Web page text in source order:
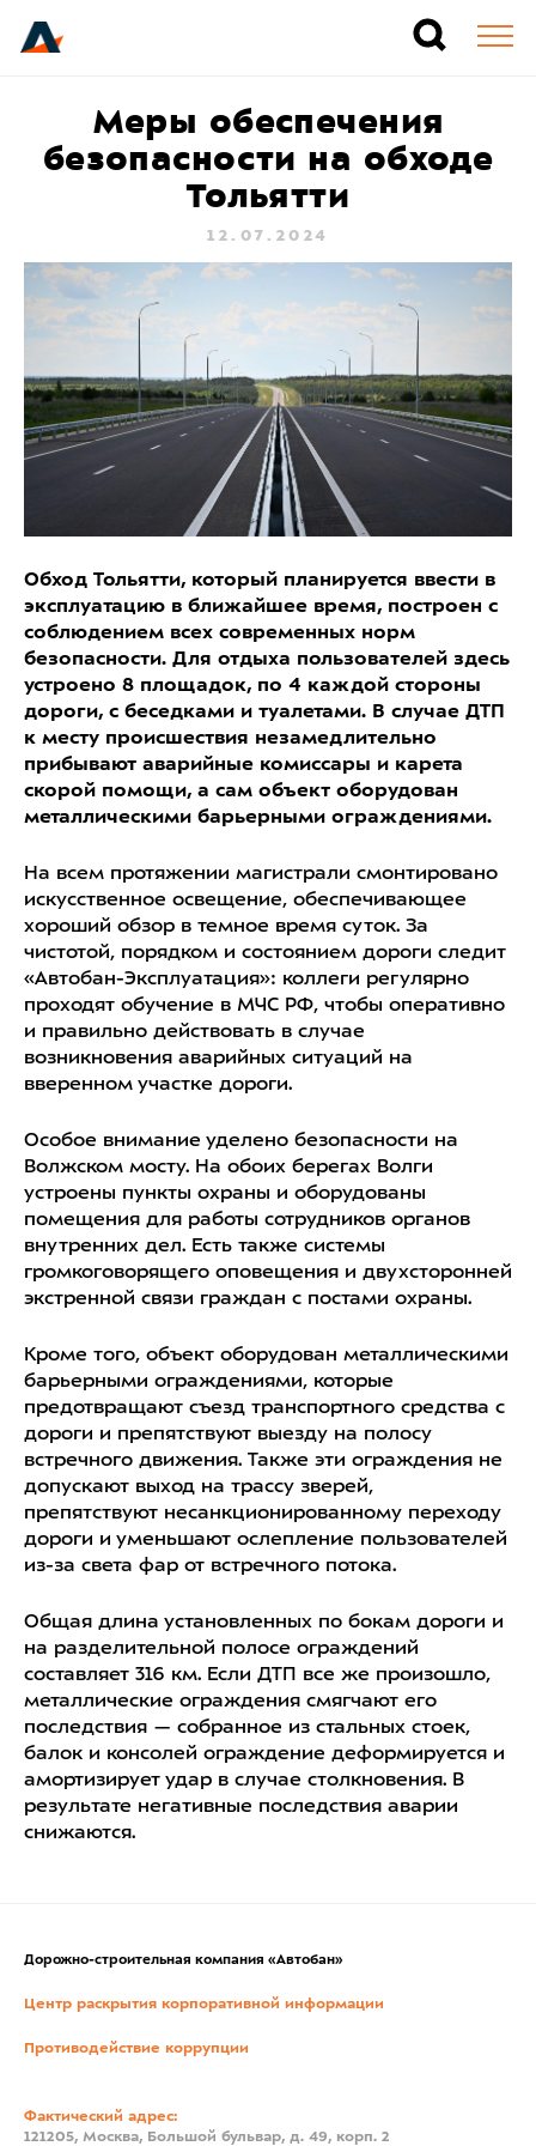
Меры обеспечения
безопасности на обходе
Тольятти
12.07.2024
Обход Тольятти, который планируется ввести в
эксплуатацию в ближайшее время, построен с
соблюдением всех современных норм
безопасности. Для отдыха пользователей здесь
устроено 8 площадок, по 4 каждой стороны
дороги, с беседками и туалетами. В случае ДТП
к месту происшествия незамедлительно
прибывают аварийные комиссары и карета
скорой помощи, а сам объект оборудован
металлическими барьерными ограждениями.
На всем протяжении магистрали смонтировано
искусственное освещение, обеспечивающее
хороший обзор в темное время суток. За
чистотой, порядком и состоянием дороги следит
«Автобан-Эксплуатация»: коллеги регулярно
проходят обучение в МЧС РФ, чтобы оперативно
и правильно действовать в случае
возникновения аварийных ситуаций на
вверенном участке дороги.
Особое внимание уделено безопасности на
Волжском мосту. На обоих берегах Волги
устроены пункты охраны и оборудованы
помещения для работы сотрудников органов
внутренних дел. Есть также системы
громкоговорящего оповещения и двухсторонней
экстренной связи граждан с постами охраны.
Кроме того, объект оборудован металлическими
барьерными ограждениями, которые
предотвращают съезд транспортного средства с
дороги и препятствуют выезду на полосу
встречного движения. Также эти ограждения не
допускают выход на трассу зверей,
препятствуют несанкционированному переходу
дороги и уменьшают ослепление пользователей
из-за света фар от встречного потока.
Общая длина установленных по бокам дороги и
на разделительной полосе ограждений
составляет 316 км. Если ДТП все же произошло,
металлические ограждения смягчают его
последствия — собранное из стальных стоек,
балок и консолей ограждение деформируется и
амортизирует удар в случае столкновения. В
результате негативные последствия аварии
снижаются.
Дорожно-строительная компания «Автобан»
Центр раскрытия корпоративной информации
Противодействие коррупции
Фактический адрес:
121205, Москва, Большой бульвар, д. 49, корп. 2